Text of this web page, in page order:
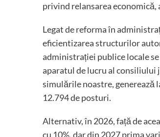
privind relansarea
Legat de reforma în
eficientizarea structurilor
administrației publice locale
aparatul de lucru al consiliului
simulările noastre, generează
12.794 de posturi.
Alternativ, în 2026, față de
cu 10%, dar din 2027 prima